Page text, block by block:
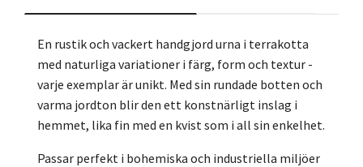
En rustik och vackert handgjord urna i terrakotta
med naturliga variationer i färg, form och textur -
varje exemplar är unikt. Med sin rundade botten och
varma jordton blir den ett konstnärligt inslag i
hemmet, lika fin med en kvist som i all sin enkelhet.
Passar perfekt i bohemiska och industriella miljöer